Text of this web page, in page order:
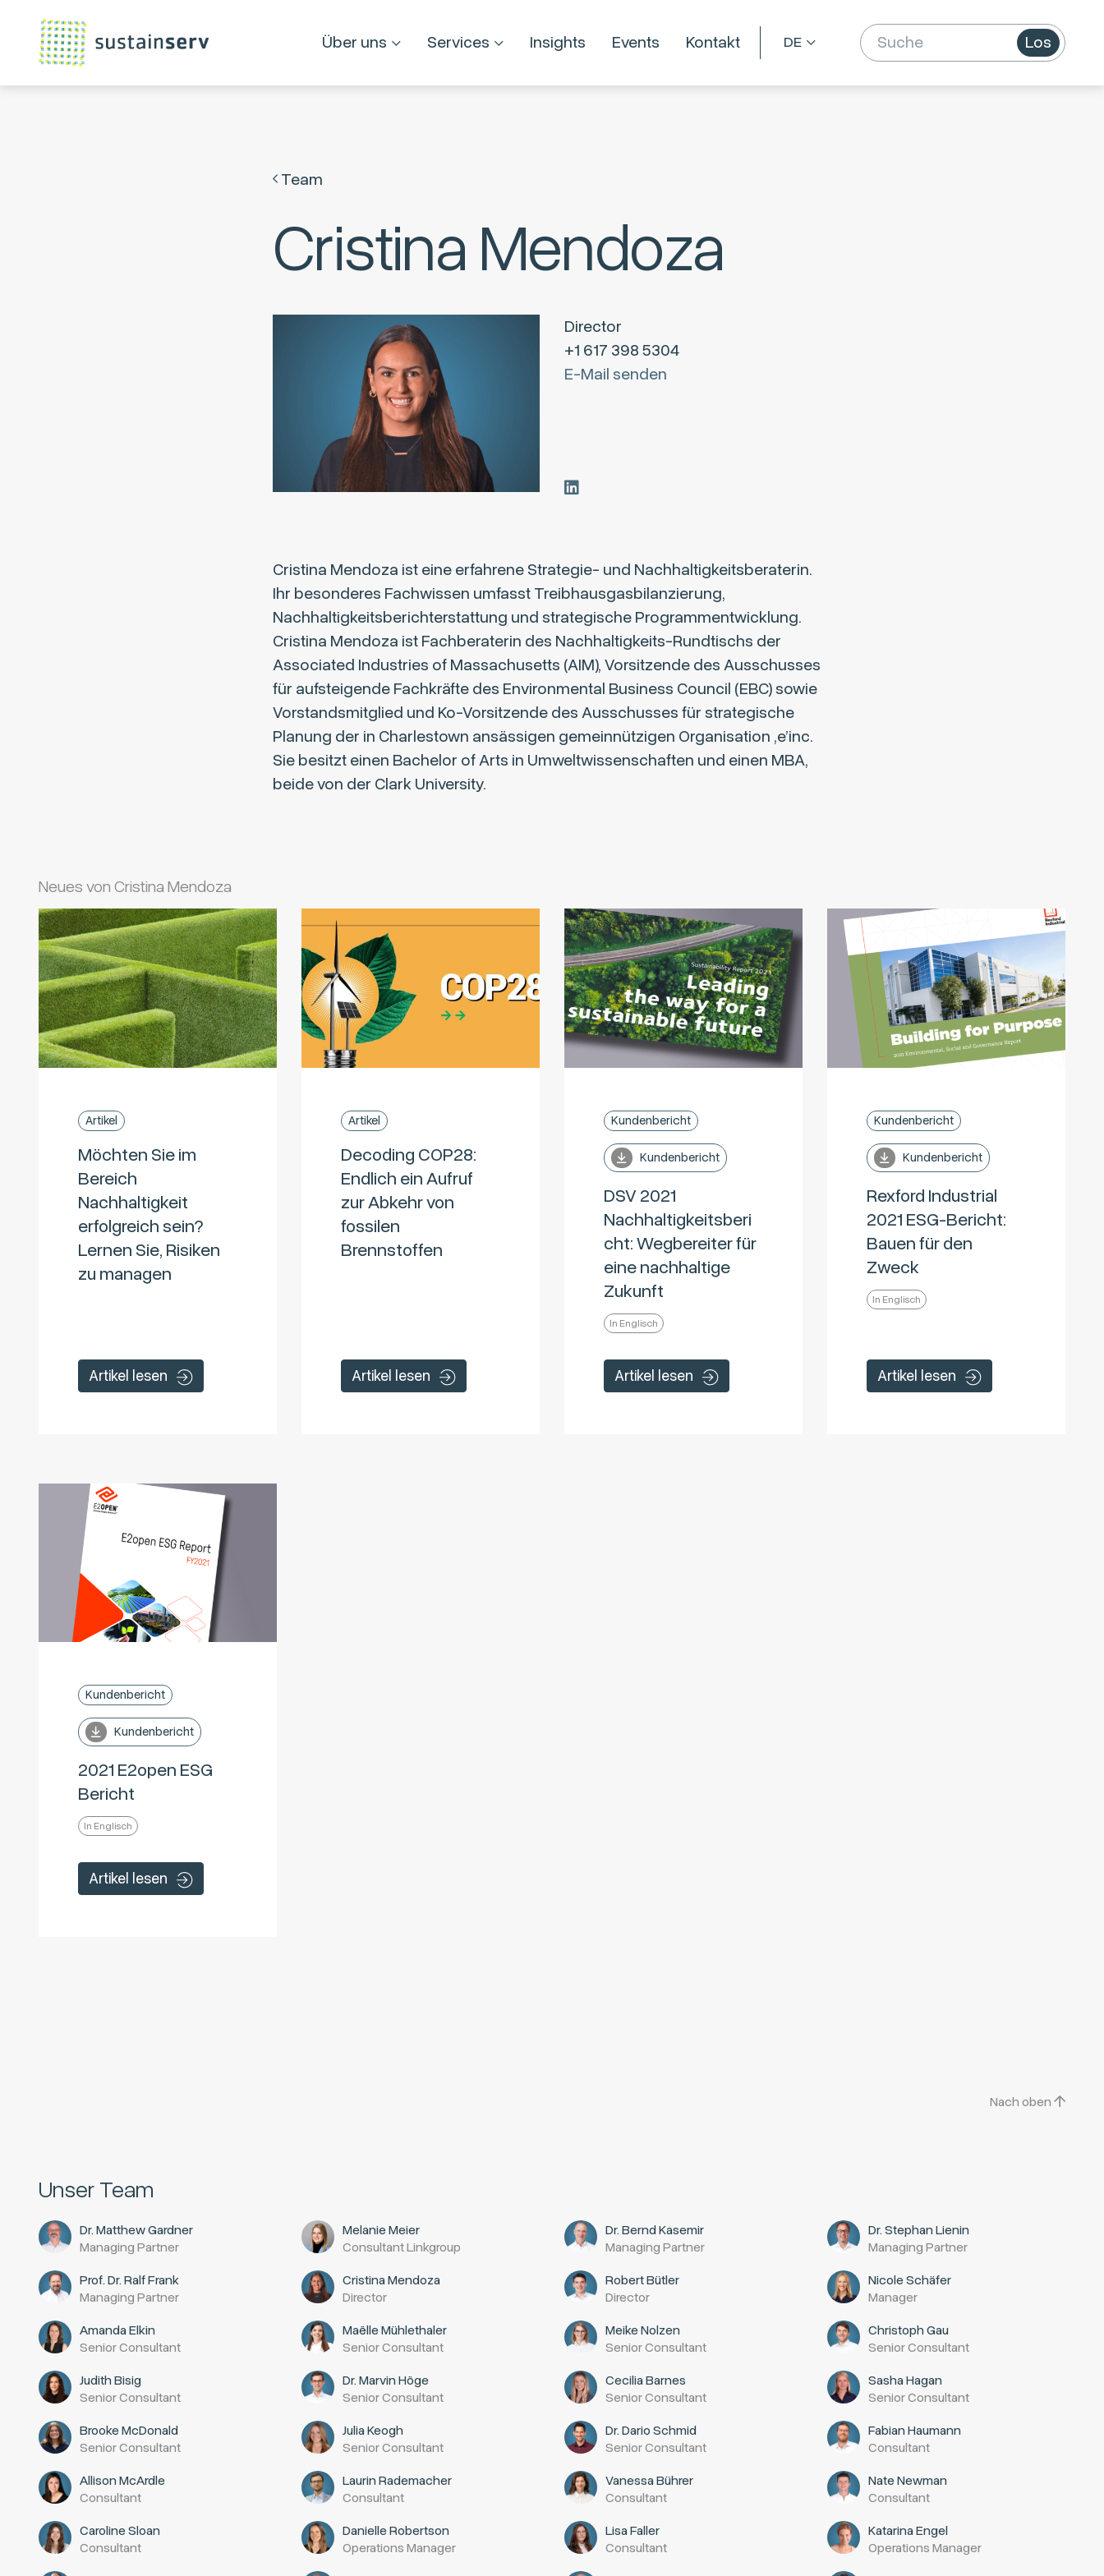
Über uns Services Insights Events Kontakt Los
Team
Cristina Mendoza
Director
+1 617 398 5304
E-Mail senden
Cristina Mendoza ist eine erfahrene Strategie- und Nachhaltigkeitsberaterin.
Ihr besonderes Fachwissen umfasst Treibhausgasbilanzierung,
Nachhaltigkeitsberichterstattung und strategische Programmentwicklung.
Cristina Mendoza ist Fachberaterin des Nachhaltigkeits-Rundtischs der
Associated Industries of Massachusetts (AIM), Vorsitzende des Ausschusses
für aufsteigende Fachkräfte des Environmental Business Council (EBC) sowie
Vorstandsmitglied und Ko-Vorsitzende des Ausschusses für strategische
Planung der in Charlestown ansässigen gemeinnützigen Organisation ‚e’inc.
Sie besitzt einen Bachelor of Arts in Umweltwissenschaften und einen MBA,
beide von der Clark University.
Neues von Cristina Mendoza
Artikel
Möchten Sie im
Bereich
Nachhaltigkeit
erfolgreich sein?
Lernen Sie, Risiken
zu managen
Artikel lesen
Artikel
Decoding COP28:
Endlich ein Aufruf
zur Abkehr von
fossilen
Brennstoffen
Artikel lesen
Kundenbericht
Kundenbericht
DSV 2021
Nachhaltigkeitsberi
cht: Wegbereiter für
eine nachhaltige
Zukunft
In Englisch
Artikel lesen
Kundenbericht
Kundenbericht
Rexford Industrial
2021 ESG-Bericht:
Bauen für den
Zweck
In Englisch
Artikel lesen
Kundenbericht
Kundenbericht
2021 E2open ESG
Bericht
In Englisch
Artikel lesen
Nach oben
Unser Team
Dr. Matthew Gardner
Managing Partner
Melanie Meier
Consultant Linkgroup
Dr. Bernd Kasemir
Managing Partner
Dr. Stephan Lienin
Managing Partner
Prof. Dr. Ralf Frank
Managing Partner
Cristina Mendoza
Director
Robert Bütler
Director
Nicole Schäfer
Manager
Amanda Elkin
Senior Consultant
Maëlle Mühlethaler
Senior Consultant
Meike Nolzen
Senior Consultant
Christoph Gau
Senior Consultant
Judith Bisig
Senior Consultant
Dr. Marvin Höge
Senior Consultant
Cecilia Barnes
Senior Consultant
Sasha Hagan
Senior Consultant
Brooke McDonald
Senior Consultant
Julia Keogh
Senior Consultant
Dr. Dario Schmid
Senior Consultant
Fabian Haumann
Consultant
Allison McArdle
Consultant
Laurin Rademacher
Consultant
Vanessa Bührer
Consultant
Nate Newman
Consultant
Caroline Sloan
Consultant
Danielle Robertson
Operations Manager
Lisa Faller
Consultant
Katarina Engel
Operations Manager